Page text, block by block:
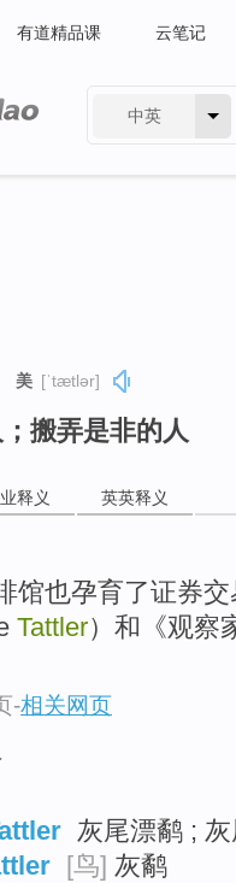
有道精品课 云笔记
中英
美 [ˈtætlər]
搬弄是非的人
释义 英英释义
馆也孕育了证券
Tattler）和《观察
-相关网页
灰尾漂鹬 ;
[鸟] 灰鹬